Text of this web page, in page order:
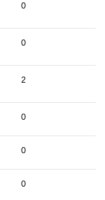
0
0
2
0
0
0